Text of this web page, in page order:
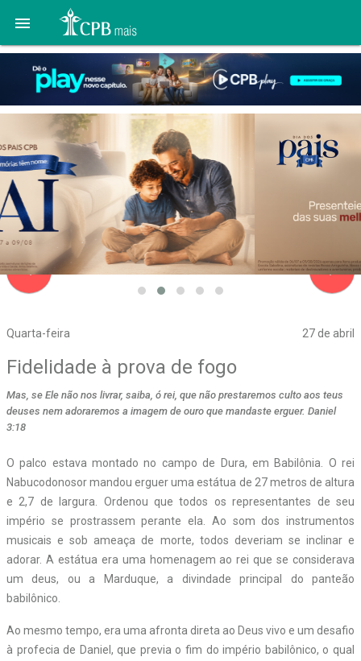

Quarta-feira 27 de abril
navigate_before
Fidelidade à prova de fogo
Mas, se Ele não nos livrar, saiba, ó rei, que não prestaremos culto aos teus
deuses nem adoraremos a imagem de ouro que mandaste erguer. Daniel
3:18
Opalco estava montado no campo de Dura, em Babilônia. O rei
Nabucodonosor mandou erguer uma estátua de 27 metros de altura
e 2,7 de largura. Ordenou que todos os representantes de seu
império se prostrassem perante ela. Ao som dos instrumentos
musicais e sob ameaça de morte, todos deveriam se inclinar e
adorar. A estátua era uma homenagem ao rei que se considerava
um deus, ou a Marduque, a divindade principal do panteão
babilônico.
Ao mesmo tempo, era uma afronta direta ao Deus vivo e um desafio
à profecia de Daniel, que previa o fim do império babilônico, o qual
navigate_next